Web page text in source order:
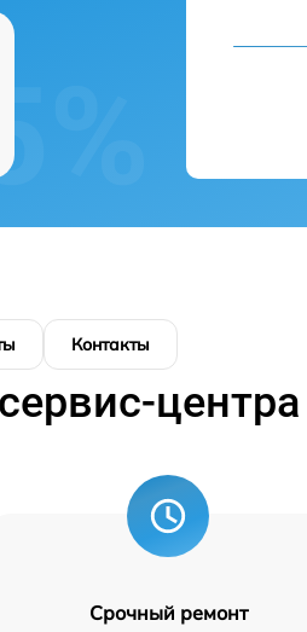
Контакты
центра
Срочный ремонт